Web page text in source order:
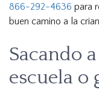
866-292-4636 para
buen camino a la
Sacando
escuela o